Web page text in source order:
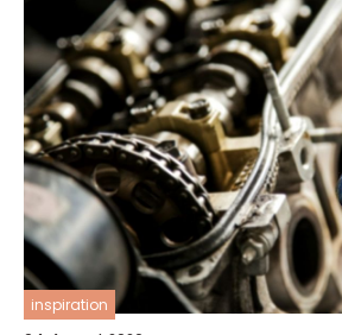
inspiration